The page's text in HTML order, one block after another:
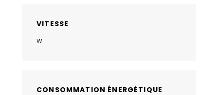
VITESSE
W
CONSOMMATION ÉNERGÉTIQUE